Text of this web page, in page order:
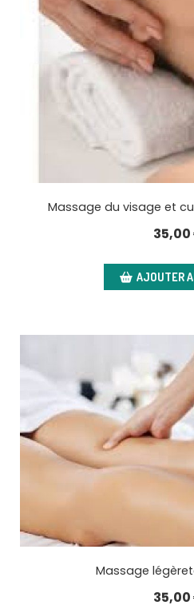
Massage du visage et
35,00
AJOUTER
Massage
35,00